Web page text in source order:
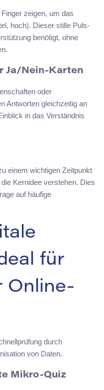
zeigen, um das
hoch). Dieser stille Puls-
benötigt, ohne
Ja/Nein-Karten
oder
Antworten gleichzeitig an
in das Verständnis
einem wichtigen Zeitpunkt
Kernidee verstehen. Dies
auf häufige
für
Online-
durch
von Daten.
Mikro-Quiz